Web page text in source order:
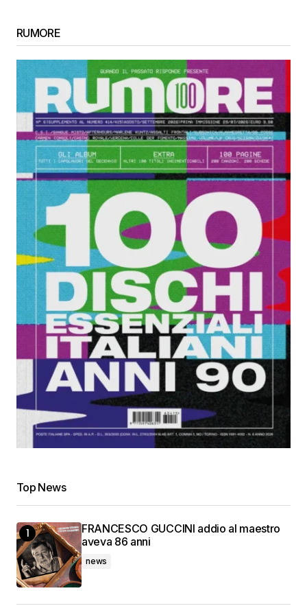
RUMORE
Top News
FRANCESCO GUCCINI addio al maestro
aveva 86 anni
news